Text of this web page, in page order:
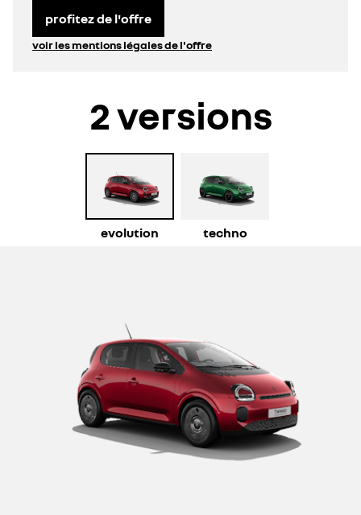
profitez de l'offre
voir les mentions légales de l'offre
2 versions
evolution techno